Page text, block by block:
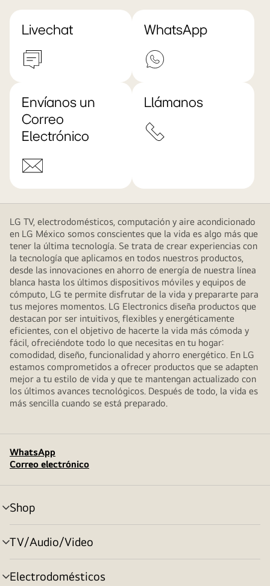
Livechat WhatsApp
Envíanos un
Correo
Electrónico
Llámanos
LG TV, electrodomésticos, computación y aire acondicionado
en LG México somos conscientes que la vida es algo más que
tener la última tecnología. Se trata de crear experiencias con
la tecnología que aplicamos en todos nuestros productos,
desde las innovaciones en ahorro de energía de nuestra línea
blanca hasta los últimos dispositivos móviles y equipos de
cómputo, LG te permite disfrutar de la vida y prepararte para
tus mejores momentos. LG Electronics diseña productos que
destacan por ser intuitivos, flexibles y energéticamente
eficientes, con el objetivo de hacerte la vida más cómoda y
fácil, ofreciéndote todo lo que necesitas en tu hogar:
comodidad, diseño, funcionalidad y ahorro energético. En LG
estamos comprometidos a ofrecer productos que se adapten
mejor a tu estilo de vida y que te mantengan actualizado con
los últimos avances tecnológicos. Después de todo, la vida es
más sencilla cuando se está preparado.
WhatsApp
Correo electrónico
Shop
alternar
menú
TV/Audio/Video
alternar
menú
Electrodomésticos
alternar